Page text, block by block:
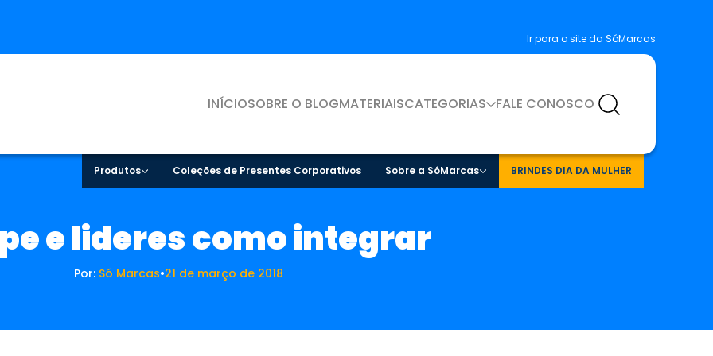
Ir para o site da SóMarcas
INÍCIOSOBRE O BLOGMATERIAISCATEGORIAS FALE CONOSCO
Produtos Coleções de Presentes Corporativos Sobre a SóMarcas BRINDES DIA DA MULHER
e lideres como integrar
Por: Só Marcas•21 de março de 2018